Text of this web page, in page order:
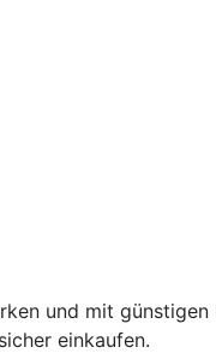
und mit
einkaufen.